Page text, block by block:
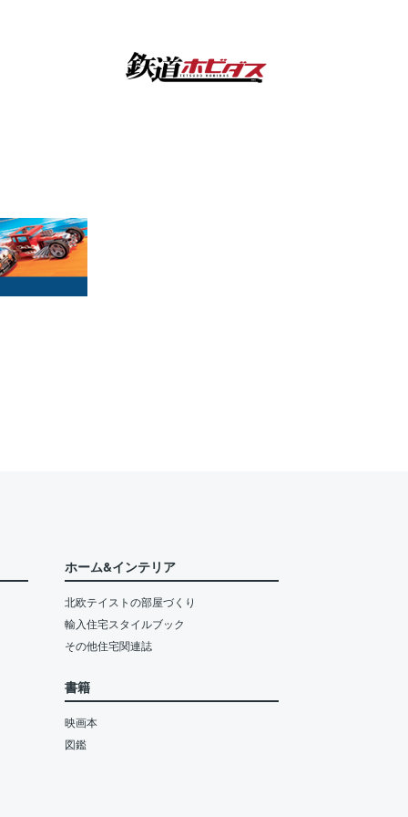
ホーム&インテリア
北欧テイストの部屋づくり
輸入住宅スタイルブック
その他住宅関連誌
書籍
映画本
図鑑